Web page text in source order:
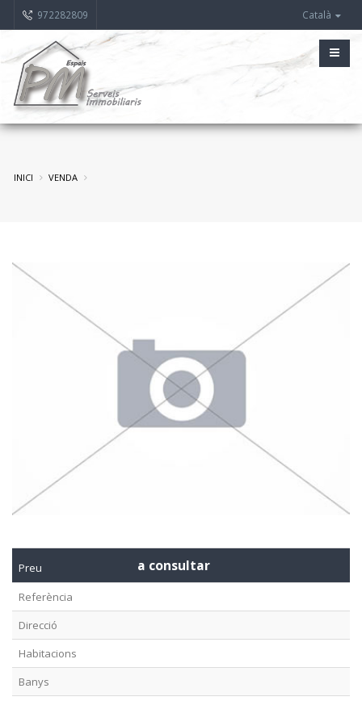
972282809 Català
INICI VENDA
Preu a consultar
Referència
Direcció
Habitacions
Banys